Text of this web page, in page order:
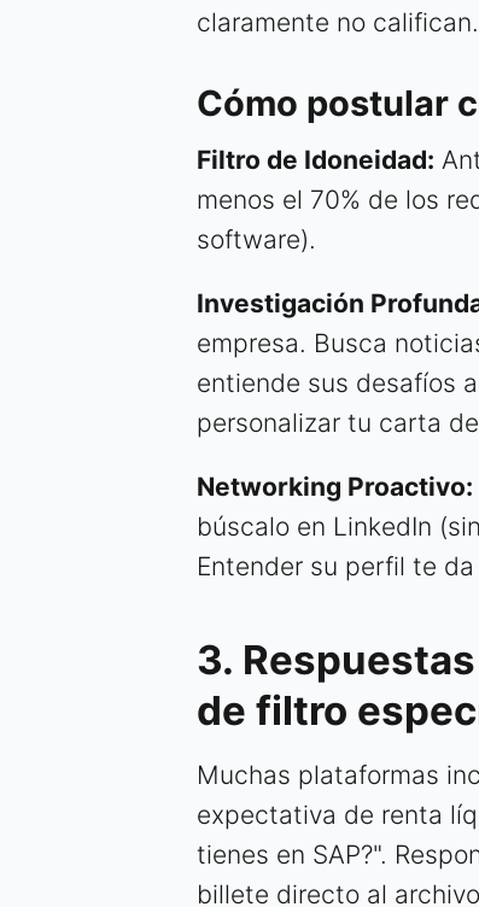
claramente no califican.
Cómo postular
Filtro de Idoneidad:
menos el 70% de los
software).
Investigación
empresa. Busca
entiende sus desafíos
personalizar tu carta
Networking Proactivo:
búscalo en LinkedIn
Entender su perfil te
3.
de filtro
Muchas plataformas
expectativa de renta
tienes en SAP?".
billete directo al